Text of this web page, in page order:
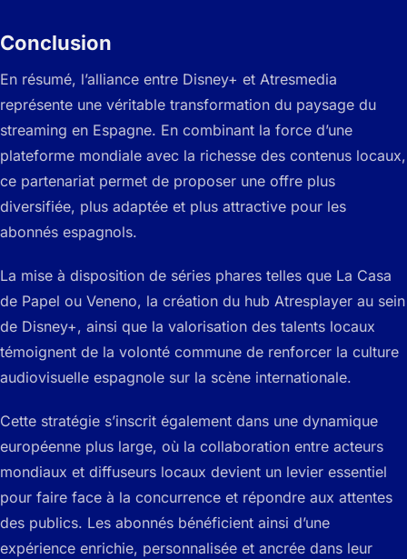
Conclusion
En résumé, l’alliance entre Disney+ et Atresmedia
représente une véritable transformation du paysage du
streaming en Espagne. En combinant la force d’une
plateforme mondiale avec la richesse des contenus locaux,
ce partenariat permet de proposer une offre plus
diversifiée, plus adaptée et plus attractive pour les
abonnés espagnols.
La mise à disposition de séries phares telles que La Casa
de Papel ou Veneno, la création du hub Atresplayer au sein
de Disney+, ainsi que la valorisation des talents locaux
témoignent de la volonté commune de renforcer la culture
audiovisuelle espagnole sur la scène internationale.
Cette stratégie s’inscrit également dans une dynamique
européenne plus large, où la collaboration entre acteurs
mondiaux et diffuseurs locaux devient un levier essentiel
pour faire face à la concurrence et répondre aux attentes
des publics. Les abonnés bénéficient ainsi d’une
expérience enrichie, personnalisée et ancrée dans leur